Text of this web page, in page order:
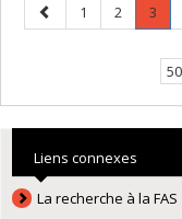
Page
précédente
Page
1 Page
2 Page
3
Liens connexes
La recherche à la FAS